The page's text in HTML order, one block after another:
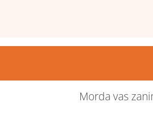
Morda vas